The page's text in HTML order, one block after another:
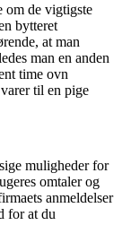
om de vigtigste
bytteret
at man
man en anden
time ovn
til en pige
muligheder for
omtaler og
anmeldelser
for at du